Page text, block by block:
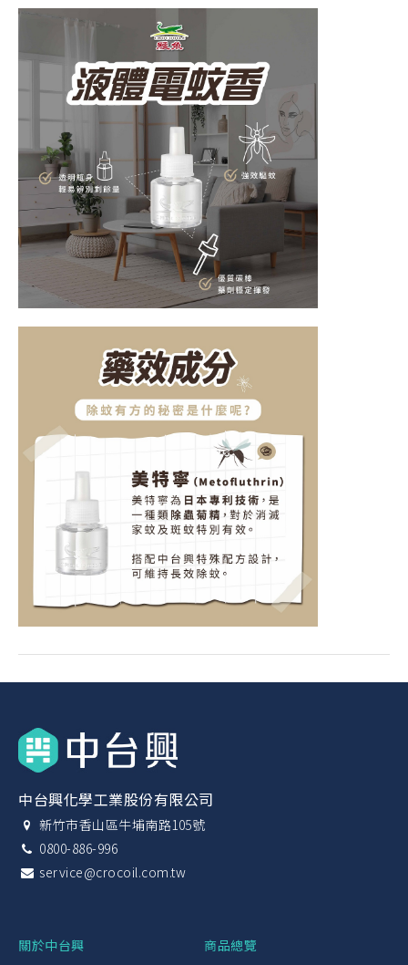
中台興化學工業股份有限公司
新竹市香山區牛埔南路105號
0800-886-996
service@crocoil.com.tw
關於中台興
商品總覽